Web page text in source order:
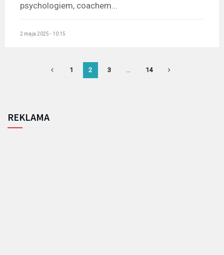
psychologiem, coachem...
2 maja 2025 - 10:15
1 2 3 … 14
REKLAMA